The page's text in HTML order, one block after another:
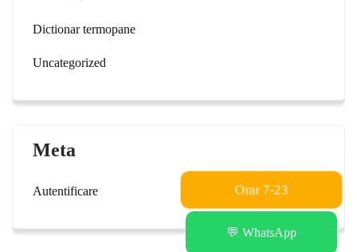
Dictionar termopane
Uncategorized
Meta
Autentificare Orar 7-23
💬 WhatsApp